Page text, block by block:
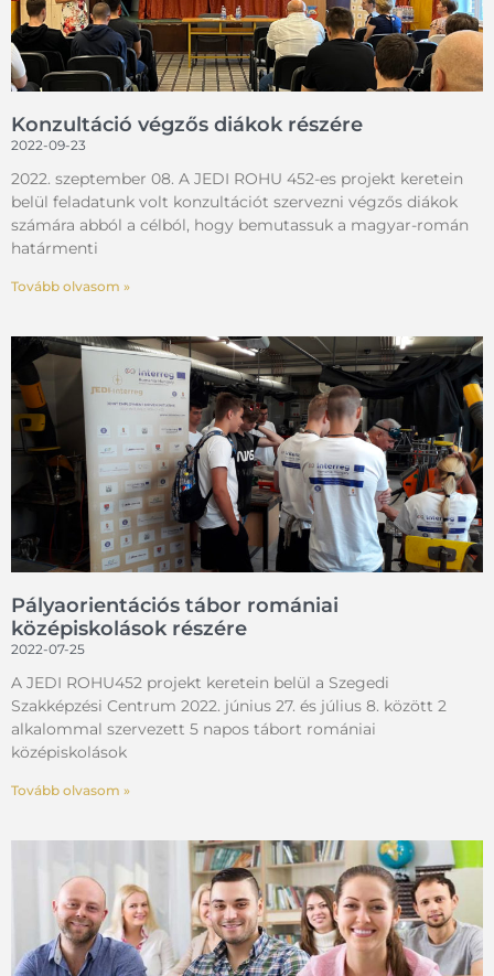
Konzultáció végzős diákok részére
2022-09-23
2022. szeptember 08. A JEDI ROHU 452-es projekt keretein
belül feladatunk volt konzultációt szervezni végzős diákok
számára abból a célból, hogy bemutassuk a magyar-román
határmenti
Tovább olvasom »
Pályaorientációs tábor romániai
középiskolások részére
2022-07-25
A JEDI ROHU452 projekt keretein belül a Szegedi
Szakképzési Centrum 2022. június 27. és július 8. között 2
alkalommal szervezett 5 napos tábort romániai
középiskolások
Tovább olvasom »